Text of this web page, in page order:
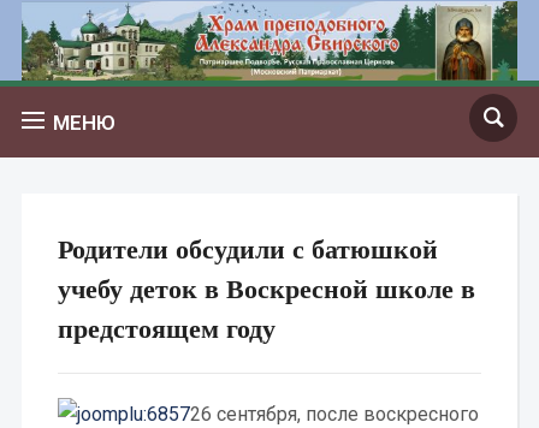
МЕНЮ
Родители обсудили с батюшкой
учебу деток в Воскресной школе в
предстоящем году
26 сентября, после воскресного